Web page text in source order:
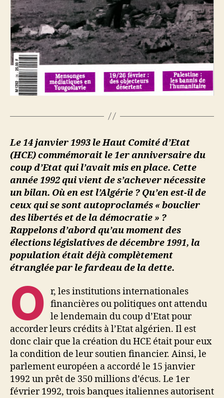
Le 14 janvier 1993 le Haut Comité d’Etat
(HCE) commémorait le 1er anniversaire du
coup d’Etat qui l’avait mis en place. Cette
année 1992 qui vient de s’achever nécessite
un bilan. Où en est l’Algérie ? Qu’en est-il de
ceux qui se sont autoproclamés « bouclier
des libertés et de la démocratie » ?
Rappelons d’abord qu’au moment des
élections législatives de décembre 1991, la
population était déjà complètement
étranglée par le fardeau de la dette.
O r, les institutions internationales
financières ou politiques ont attendu
le lendemain du coup d’Etat pour
accorder leurs crédits à l’Etat algérien. Il est
donc clair que la création du HCE était pour eux
la condition de leur soutien financier. Ainsi, le
parlement européen a accordé le 15 janvier
1992 un prêt de 350 millions d’écus. Le 1er
février 1992, trois banques italiennes autorisent